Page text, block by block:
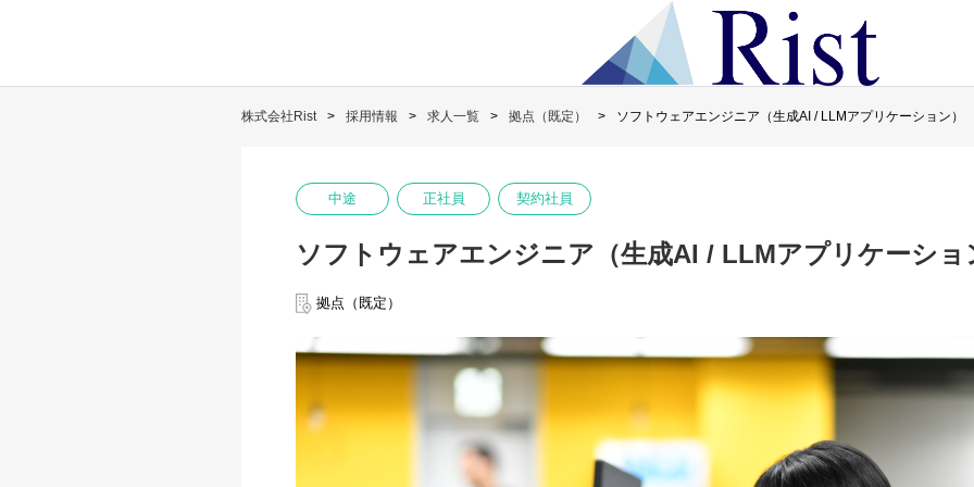
株式会社Rist 採用情報 求人一覧 拠点（既定） ソフトウェアエンジニア（生成AI / LLMアプリケーション）
中途 正社員 契約社員
ソフトウェアエンジニア（生成AI / LLMアプリケーショ
拠点（既定）